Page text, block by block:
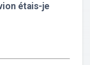
étais-je